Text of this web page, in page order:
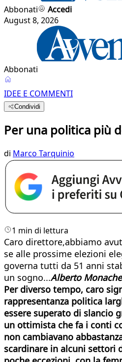
Abbonati
Accedi
August 8, 2026
Abbonati
IDEE E COMMENTI
Condividi
Per una politica più
di Marco Tarquinio
1 min di lettura
Caro direttore,abbiamo
se alle prossime elezioni
governa tutti da 51 anni
un sogno...Alberto
Per diverso tempo, caro
rappresentanza politica
essere superato di slancio
un ottimista che fa i conti
non cambiavano
scardinare in alcuni settori